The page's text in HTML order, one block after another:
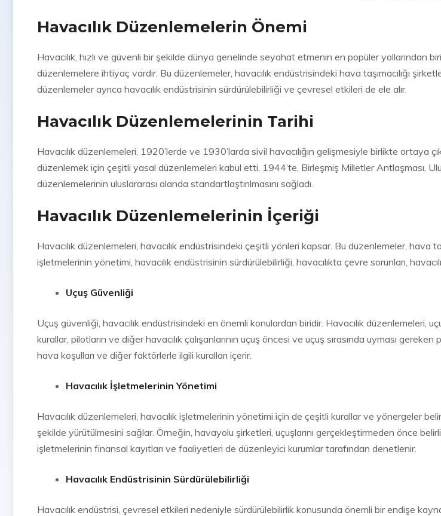
Havacılık Düzenlemelerin Önemi
Havacılık, hızlı ve güvenli bir şekilde dünya genelinde seyahat etmenin en popüler
düzenlemelere ihtiyaç vardır. Bu düzenlemeler, havacılık endüstrisindeki hava taşımacılığı
düzenlemeler ayrıca havacılık endüstrisinin sürdürülebilirliği ve çevresel etkileri de ele alır.
Havacılık Düzenlemelerinin Tarihi
Havacılık düzenlemeleri, 1920’lerde ve 1930’larda sivil havacılığın gelişmesiyle birlikte ortaya
düzenlemek için çeşitli yasal düzenlemeleri kabul etti. 1944’te, Birleşmiş Milletler Antlaşması,
düzenlemelerinin uluslararası alanda standartlaştırılmasını sağladı.
Havacılık Düzenlemelerinin İçeriği
Havacılık düzenlemeleri, havacılık endüstrisindeki çeşitli yönleri kapsar. Bu düzenlemeler, hava
işletmelerinin yönetimi, havacılık endüstrisinin sürdürülebilirliği, havacılıkta çevre sorunları,
Uçuş Güvenliği
Uçuş güvenliği, havacılık endüstrisindeki en önemli konulardan biridir. Havacılık düzenlemeleri,
kurallar, pilotların ve diğer havacılık çalışanlarının uçuş öncesi ve uçuş sırasında uyması
hava koşulları ve diğer faktörlerle ilgili kuralları içerir.
Havacılık İşletmelerinin Yönetimi
Havacılık düzenlemeleri, havacılık işletmelerinin yönetimi için de çeşitli kurallar ve yönergeler
şekilde yürütülmesini sağlar. Örneğin, havayolu şirketleri, uçuşlarını gerçekleştirmeden önce
işletmelerinin finansal kayıtları ve faaliyetleri de düzenleyici kurumlar tarafından denetlenir.
Havacılık Endüstrisinin Sürdürülebilirliği
Havacılık endüstrisi, çevresel etkileri nedeniyle sürdürülebilirlik konusunda önemli bir endişe